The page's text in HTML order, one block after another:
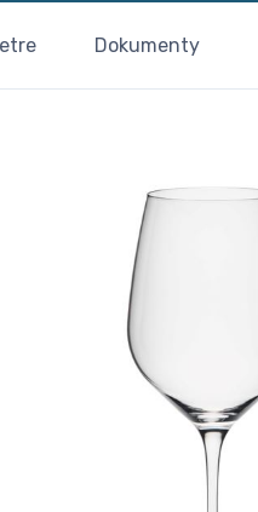
Dokumenty